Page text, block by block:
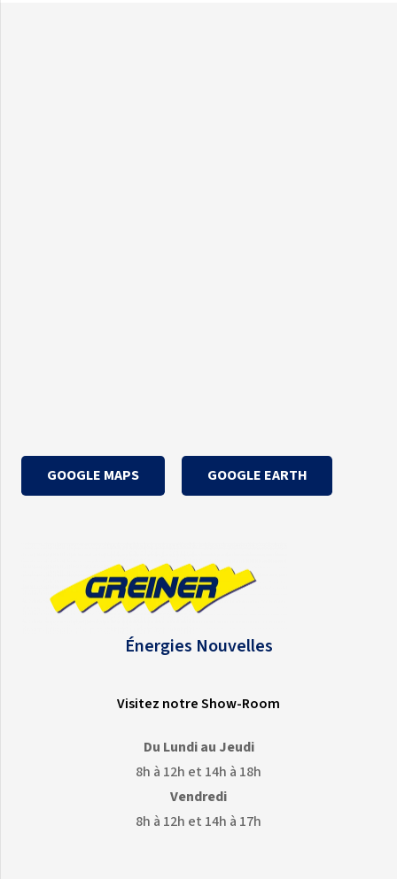
GOOGLE MAPS GOOGLE EARTH
Énergies Nouvelles
Visitez notre Show-Room
Du Lundi au Jeudi
8h à 12h et 14h à 18h
Vendredi
8h à 12h et 14h à 17h